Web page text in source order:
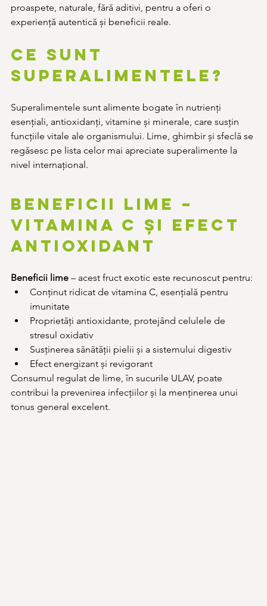
proaspete, naturale, fără aditivi, pentru a oferi o
experiență autentică și beneficii reale.
Ce sunt
superalimentele?
Superalimentele sunt alimente bogate în nutrienți
esențiali, antioxidanți, vitamine și minerale, care susțin
funcțiile vitale ale organismului. Lime, ghimbir și sfeclă se
regăsesc pe lista celor mai apreciate superalimente la
nivel internațional.
Beneficii lime –
vitamina C și efect
antioxidant
Beneficii lime – acest fruct exotic este recunoscut pentru:
Conținut ridicat de vitamina C, esențială pentru
imunitate
Proprietăți antioxidante, protejând celulele de
stresul oxidativ
Susținerea sănătății pielii și a sistemului digestiv
Efect energizant și revigorant
Consumul regulat de lime, în sucurile ULAV, poate
contribui la prevenirea infecțiilor și la menținerea unui
tonus general excelent.